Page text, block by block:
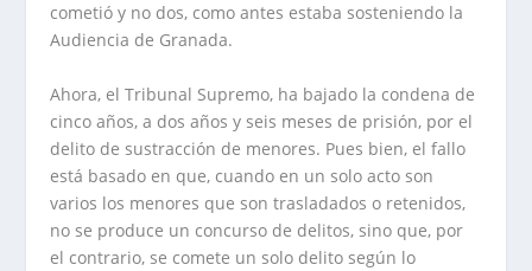
cometió y no dos, como antes estaba sosteniendo la
Audiencia de Granada.
Ahora, el Tribunal Supremo, ha bajado la condena de
cinco años, a dos años y seis meses de prisión, por el
delito de sustracción de menores. Pues bien, el fallo
está basado en que, cuando en un solo acto son
varios los menores que son trasladados o retenidos,
no se produce un concurso de delitos, sino que, por
el contrario, se comete un solo delito según lo